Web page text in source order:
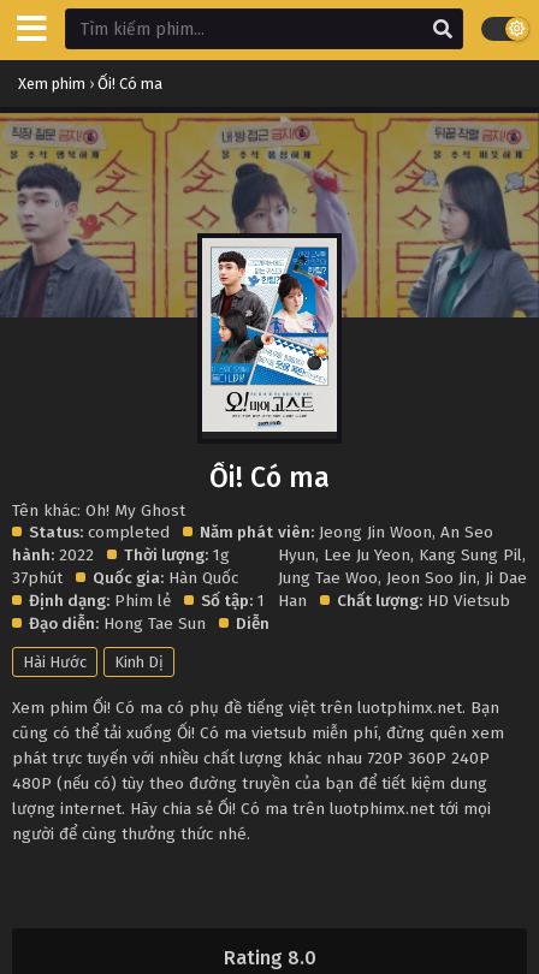
Xem phim › Ối! Có ma
Rating 8.0
Ối! Có ma
Tên khác: Oh! My Ghost
Status: completed
Năm phát
hành: 2022 Thời lượng: 1g
37phút
Quốc gia: Hàn Quốc
Định dạng: Phim lẻ Số tập: 1
Đạo diễn: Hong Tae Sun Diễn
viên: Jeong Jin Woon,An Seo
Hyun, Lee Ju Yeon, Kang Sung Pil,
Jung Tae Woo, Jeon Soo Jin, Ji Dae
Han
Chất lượng: HD Vietsub
Hài Hước Kinh Dị
Xem phim Ối! Có ma có phụ đề tiếng việt trên luotphimx.net. Bạn
cũng có thể tải xuống Ối! Có ma vietsub miễn phí, đừng quên xem
phát trực tuyến với nhiều chất lượng khác nhau 720P 360P 240P
480P (nếu có) tùy theo đường truyền của bạn để tiết kiệm dung
lượng internet. Hãy chia sẻ Ối! Có ma trên luotphimx.net tới mọi
người để cùng thưởng thức nhé.